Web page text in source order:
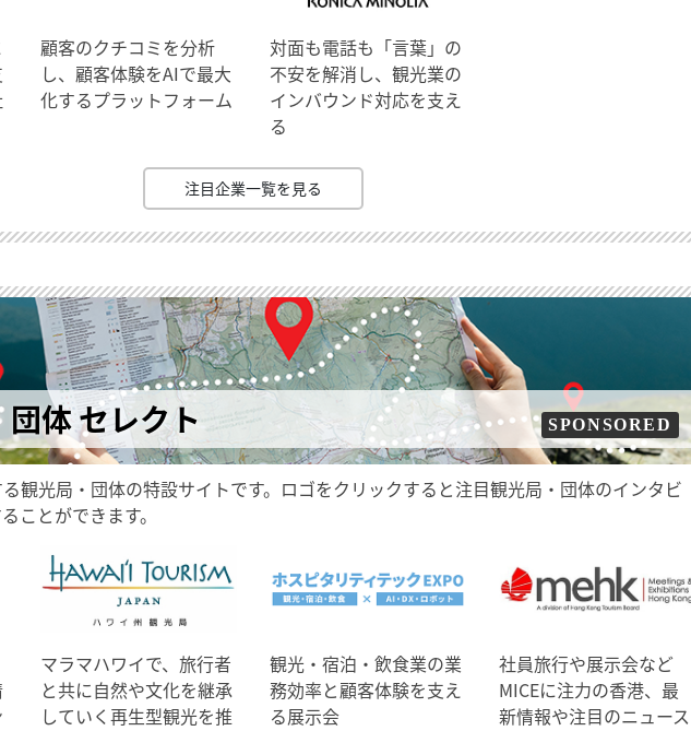
顧客のクチコミを分析
し、顧客体験をAIで最大
化するプラットフォーム
対面も電話も「言葉」の
不安を解消し、観光業の
インバウンド対応を支え
る
注目企業一覧を見る
体 セレクト SPONSORED
観光局・団体の特設サイトです。ロゴをクリックすると注目観光局・団体のインタビ
ことができます。
マラマハワイで、旅行者
と共に自然や文化を継承
していく再生型観光を推
観光・宿泊・飲食業の業
務効率と顧客体験を支え
る展示会
社員旅行や展示会など
MICEに注力の香港、最
新情報や注目のニュース